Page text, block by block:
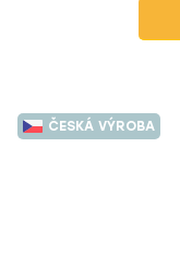
ČESKÁ VÝROBA